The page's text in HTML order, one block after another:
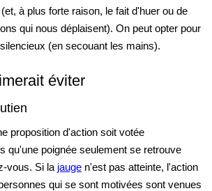
à plus forte raison, le fait d'huer ou de
qui nous déplaisent). On peut opter pour
(en secouant les mains).
éviter
proposition d'action soit votée
qu'une poignée seulement se retrouve
vous. Si la jauge n'est pas atteinte, l'action
qui se sont motivées sont venues